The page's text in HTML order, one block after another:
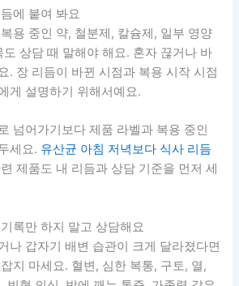
에 붙여 봐요
용 중인 약, 철분제, 칼슘제, 일부 영양
상담 때 말해야 해요. 혼자 끊거나 바
. 장 리듬이 바뀐 시점과 복용 시작 시점
게 설명하기 위해서예요.
넘어가기보다 제품 라벨과 복용 중인
세요. 유산균 아침 저녁보다 식사 리듬
제품도 내 리듬과 상담 기준을 먼저 세
록만 하지 말고 상담해요
나 갑자기 배변 습관이 크게 달라졌다면
지 마세요. 혈변, 심한 복통, 구토, 열,